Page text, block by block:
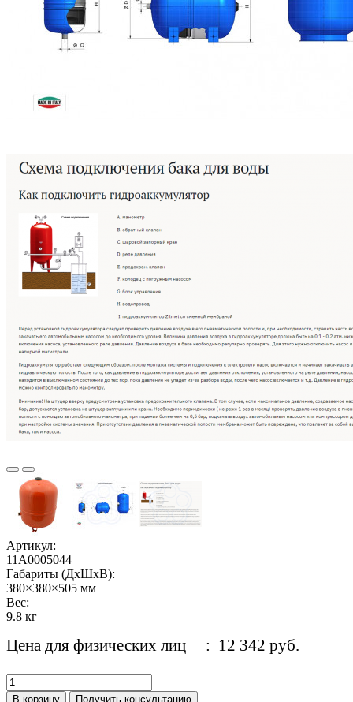
Артикул:
11A0005044
Габариты (ДхШхВ):
380×380×505 мм
Вес:
9.8 кг
Цена для физических лиц : 12 342 руб.
В корзину Получить консультацию